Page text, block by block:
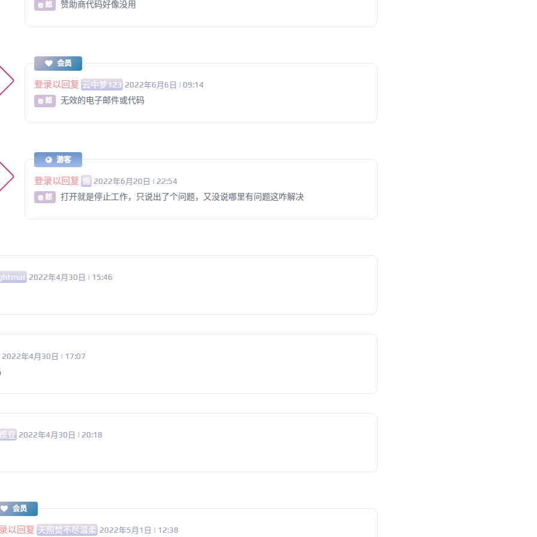
@ 郎 赞助商代码好像没用
会员
登录以回复 云中梦123 2022年6月6日 | 09:14
@ 郎 无效的电子邮件或代码
游客
登录以回复 懒 2022年6月20日 | 22:54
@ 郎 打开就是停止工作，只说出了个问题，又没说哪里有问题这咋解决
2022年4月30日 | 15:46
2022年4月30日 | 17:07
登 2022年4月30日 | 20:18
会员
以回复 天照焚不尽温柔 2022年5月1日 | 12:38